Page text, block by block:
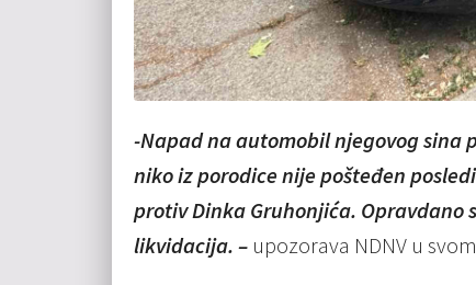
-Napad na automobil njegovog sina
niko iz porodice nije pošteđen
protiv Dinka Gruhonjića. Opravdano
likvidacija. – upozorava NDNV u